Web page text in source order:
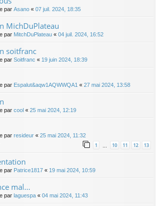
par Asano « 07 juil. 2024, 18:35
MichDuPlateau
par MitchDuPlateau « 04 juil. 2024, 16:52
soitfranc
par Soitfranc « 19 juin 2024, 18:39
par Espalut&aqw1AQWWQA1 « 27 mai 2024, 13:58
par cool « 25 mai 2024, 12:19
par resideur « 25 mai 2024, 11:32
1 10 11 12 13
par Patrice1817 « 19 mai 2024, 10:59
mal...
par laguespa « 04 mai 2024, 11:43